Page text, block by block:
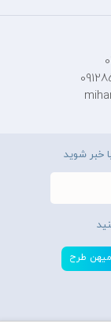
خبر شوید
ميهن طرح